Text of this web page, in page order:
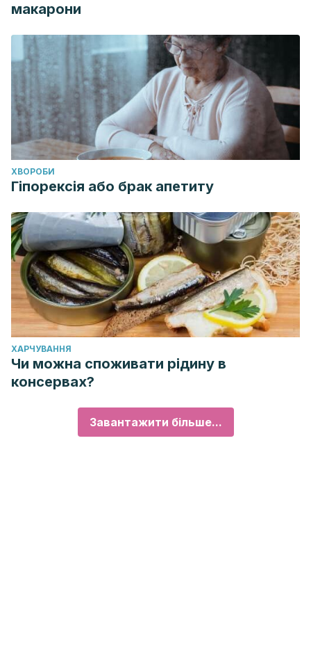
макарони
ХВОРОБИ
Гіпорексія або брак апетиту
ХАРЧУВАННЯ
Чи можна споживати рідину в
консервах?
Завантажити більше...